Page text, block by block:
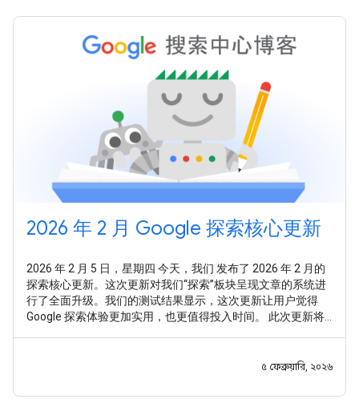
2026 年 2 月 Google 探索核心更新
2026 年 2 月 5 日，星期四 今天，我们 发布了 2026 年 2 月的
探索核心更新。这次更新对我们“探索”板块呈现文章的系统进
行了全面升级。我们的测试结果显示，这次更新让用户觉得
Google 探索体验更加实用，也更值得投入时间。 此次更新将
准识别其专业性。因此，无论网站在多个领域拥有专业知识，
৫ ফেব্রুয়ারি, ২০২৬